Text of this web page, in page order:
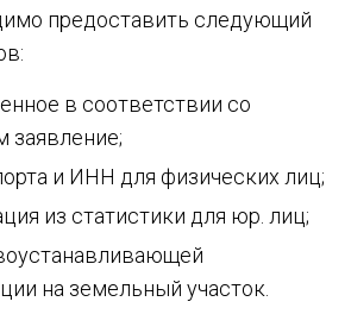
предоставить следующий
в соответствии со
заявление;
и ИНН для физических лиц;
из статистики для юр. лиц;
на земельный участок.